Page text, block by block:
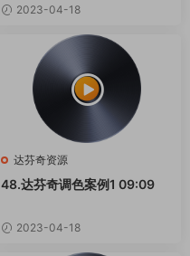
2023-04-18
达芬奇资源
48.达芬奇调色案例1 09:09
2023-04-18